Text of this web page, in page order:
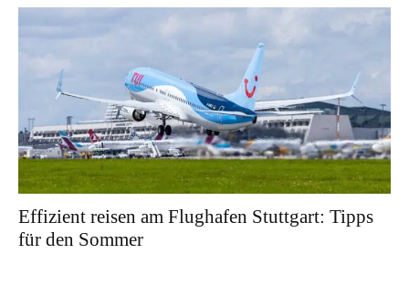
Effizient reisen am Flughafen Stuttgart: Tipps
für den Sommer